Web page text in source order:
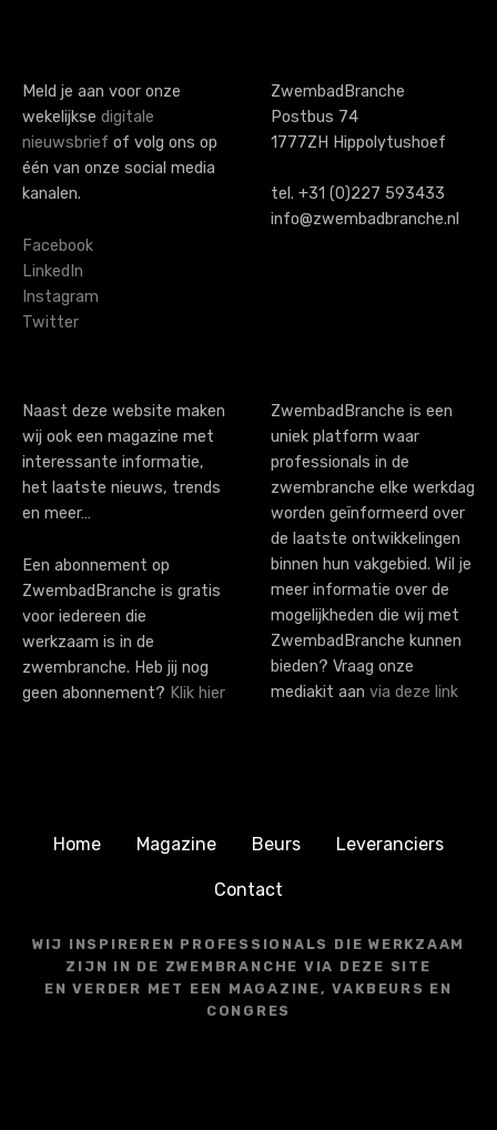
s
n
a
i
g
a
i
o
n
Meld je aan voor onze
wekelijkse digitale
nieuwsbrief of volg ons op
één van onze social media
kanalen.
Facebook
LinkedIn
Instagram
Twitter
ZwembadBranche
Postbus 74
1777ZH Hippolytushoef
tel. +31 (0)227 593433
info@zwembadbranche.nl
Naast deze website maken
wij ook een magazine met
interessante informatie,
het laatste nieuws, trends
en meer…
Een abonnement op
ZwembadBranche is gratis
voor iedereen die
werkzaam is in de
zwembranche. Heb jij nog
geen abonnement? Klik hier
ZwembadBranche is een
uniek platform waar
professionals in de
zwembranche elke werkdag
worden geïnformeerd over
de laatste ontwikkelingen
binnen hun vakgebied. Wil je
meer informatie over de
mogelijkheden die wij met
ZwembadBranche kunnen
bieden? Vraag onze
mediakit aan via deze link
Home Magazine Beurs Leveranciers
Contact
WIJ INSPIREREN PROFESSIONALS DIE WERKZAAM
ZIJN IN DE ZWEMBRANCHE VIA DEZE SITE
EN VERDER MET EEN MAGAZINE, VAKBEURS EN
CONGRES